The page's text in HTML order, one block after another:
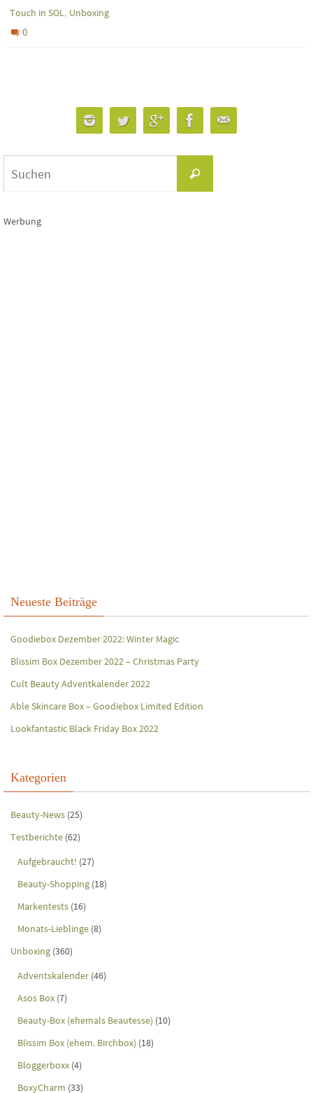
Touch in SOL, Unboxing
0
Suchen
Werbung
Neueste Beiträge
Goodiebox Dezember 2022: Winter Magic
Blissim Box Dezember 2022 – Christmas Party
Cult Beauty Adventkalender 2022
Able Skincare Box – Goodiebox Limited Edition
Lookfantastic Black Friday Box 2022
Kategorien
Beauty-News (25)
Testberichte (62)
Aufgebraucht! (27)
Beauty-Shopping (18)
Markentests (16)
Monats-Lieblinge (8)
Unboxing (360)
Adventskalender (46)
Asos Box (7)
Beauty-Box (ehemals Beautesse) (10)
Blissim Box (ehem. Birchbox) (18)
Bloggerboxx (4)
BoxyCharm (33)